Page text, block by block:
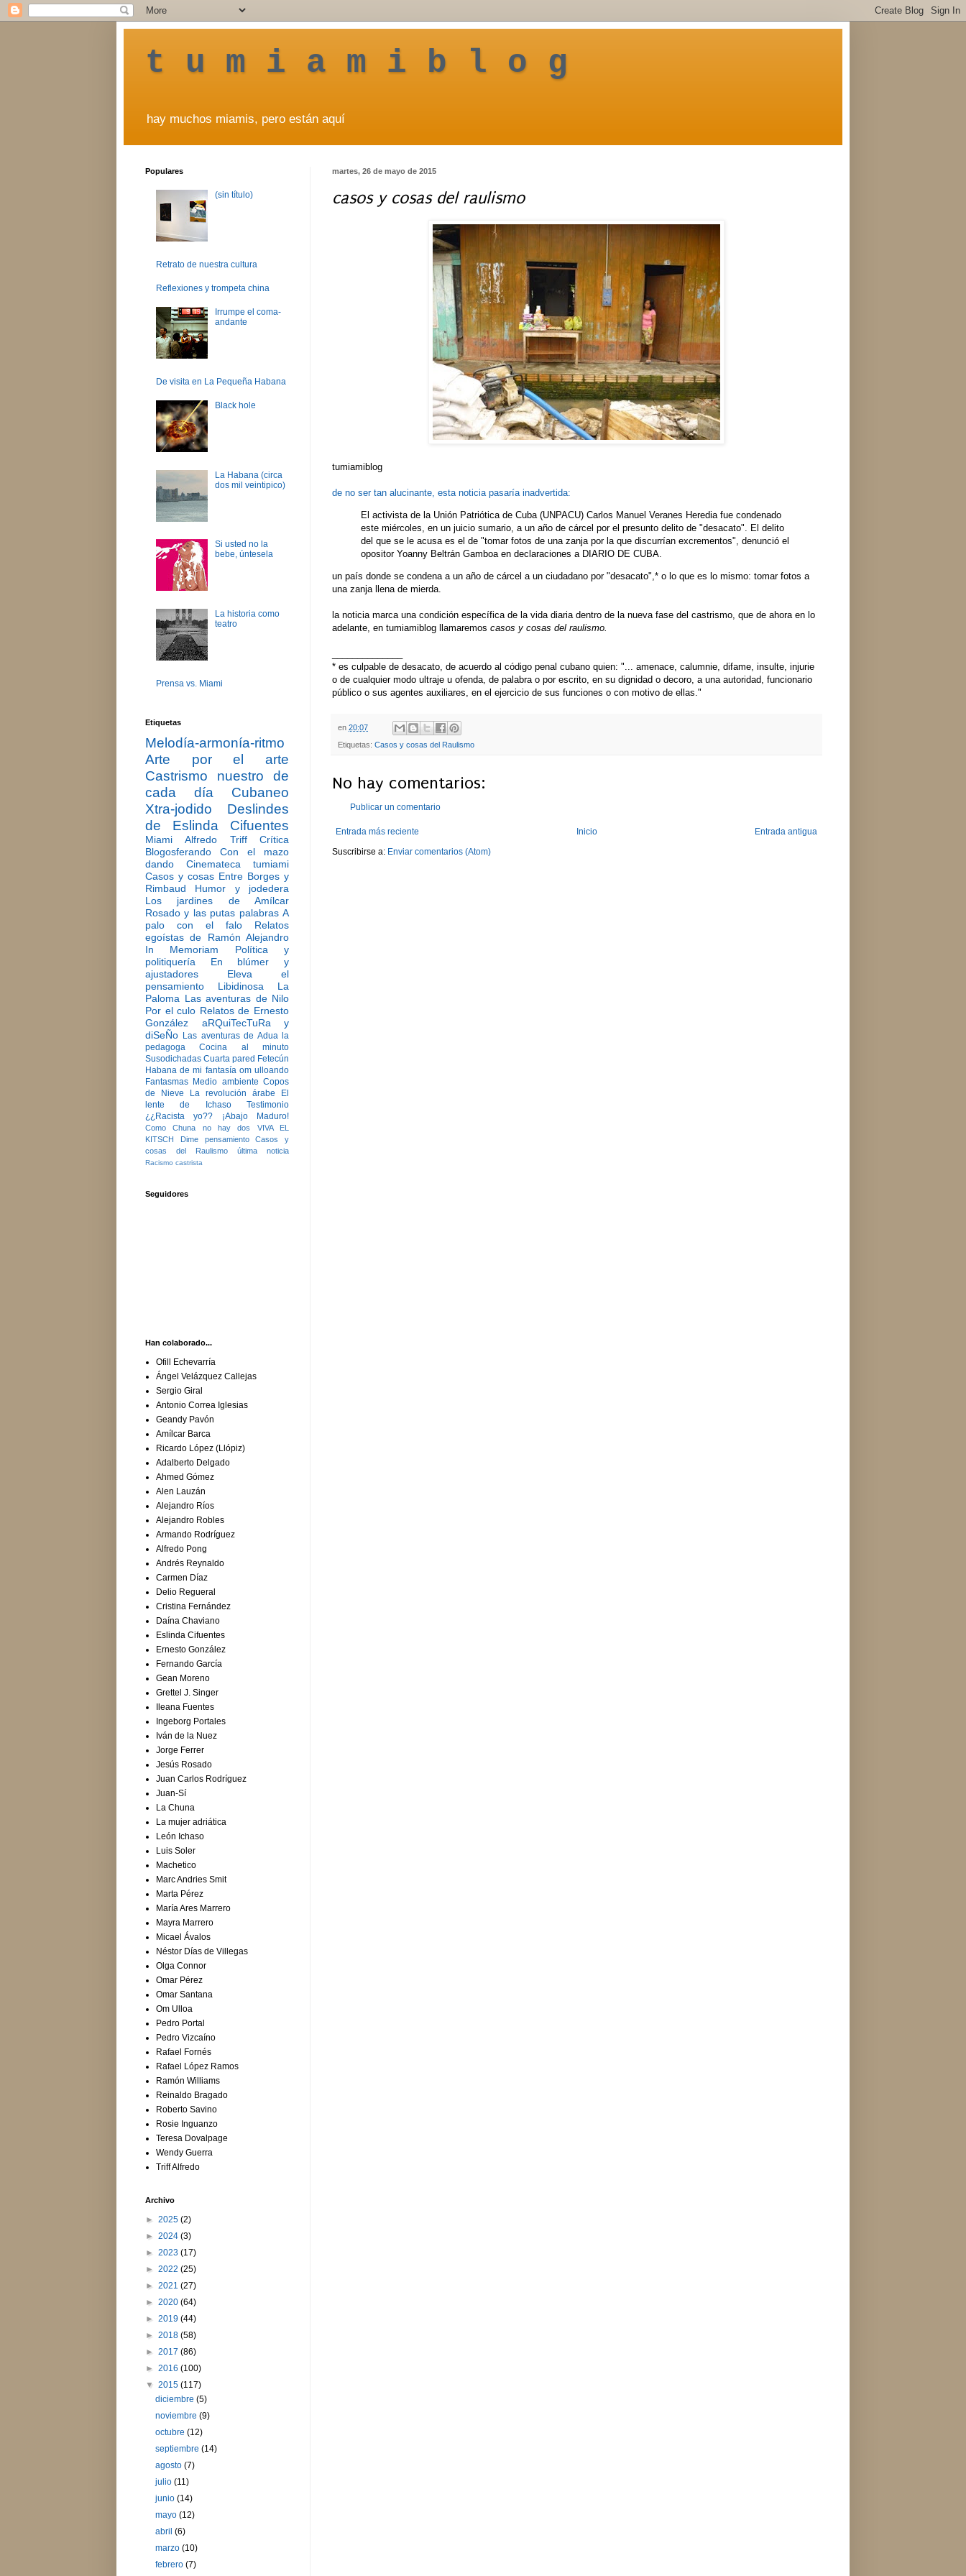
t u m i a m i b l o g
hay muchos miamis, pero están aquí
martes, 26 de mayo de 2015
casos y cosas del raulismo
tumiamiblog
de no ser tan alucinante, esta noticia pasaría inadvertida:
El activista de la Unión Patriótica de Cuba (UNPACU) Carlos Manuel Veranes Heredia fue condenado
este miércoles, en un juicio sumario, a un año de cárcel por el presunto delito de "desacato". El delito
del que se le acusa es el de "tomar fotos de una zanja por la que discurrían excrementos", denunció el
opositor Yoanny Beltrán Gamboa en declaraciones a DIARIO DE CUBA.
un país donde se condena a un año de cárcel a un ciudadano por "desacato",* o lo que es lo mismo: tomar fotos a
una zanja llena de mierda.
la noticia marca una condición específica de la vida diaria dentro de la nueva fase del castrismo, que de ahora en lo
adelante, en tumiamiblog llamaremos casos y cosas del raulismo.
* es culpable de desacato, de acuerdo al código penal cubano quien: "... amenace, calumnie, difame, insulte, injurie
o de cualquier modo ultraje u ofenda, de palabra o por escrito, en su dignidad o decoro, a una autoridad, funcionario
público o sus agentes auxiliares, en el ejercicio de sus funciones o con motivo de ellas."
en 20:07
Etiquetas: Casos y cosas del Raulismo
No hay comentarios:
Publicar un comentario
Entrada más reciente Entrada antigua
Inicio
Suscribirse a: Enviar comentarios (Atom)
Populares
(sin título)
Retrato de nuestra cultura
Reflexiones y trompeta china
Irrumpe el coma-
andante
De visita en La Pequeña Habana
Black hole
La Habana (circa
dos mil veintipico)
Si usted no la
bebe, úntesela
La historia como
teatro
Prensa vs. Miami
Etiquetas
Melodía-armonía-ritmo
Arte por el arte
Castrismo nuestro de
cada día
Cubaneo
Xtra-jodido
Deslindes
de Eslinda Cifuentes
Miami Alfredo Triff
Crítica
Blogosferando
Con el mazo
dando
Cinemateca tumiami
Casos y cosas Entre Borges y
Rimbaud
Humor y jodedera
Los jardines de Amílcar
Rosado y las putas palabras A
palo con el falo
Relatos
egoístas de Ramón Alejandro
In Memoriam
Política y
politiquería
En blúmer y
ajustadores
Eleva el
pensamiento
Libidinosa
La
Paloma Las aventuras de Nilo
Por el culo Relatos de Ernesto
González
aRQuiTecTuRa y
diSeÑo Las aventuras de Adua la
pedagoga
Cocina al minuto
Susodichadas Cuarta pared Fetecún
Habana de mi fantasía om ulloando
Fantasmas Medio ambiente Copos
de Nieve
La revolución árabe
El
lente de Ichaso
Testimonio
¿¿Racista yo??
¡Abajo Maduro!
Como Chuna no hay dos
VIVA EL
KITSCH
Dime pensamiento
Casos y
cosas del Raulismo
última noticia
Racismo castrista
Seguidores
Han colaborado...
Ofill Echevarría
Ángel Velázquez Callejas
Sergio Giral
Antonio Correa Iglesias
Geandy Pavón
Amílcar Barca
Ricardo López (Llópiz)
Adalberto Delgado
Ahmed Gómez
Alen Lauzán
Alejandro Ríos
Alejandro Robles
Armando Rodríguez
Alfredo Pong
Andrés Reynaldo
Carmen Díaz
Delio Regueral
Cristina Fernández
Daína Chaviano
Eslinda Cifuentes
Ernesto González
Fernando García
Gean Moreno
Grettel J. Singer
Ileana Fuentes
Ingeborg Portales
Iván de la Nuez
Jorge Ferrer
Jesús Rosado
Juan Carlos Rodríguez
Juan-Sí
La Chuna
La mujer adriática
León Ichaso
Luis Soler
Machetico
Marc Andries Smit
Marta Pérez
María Ares Marrero
Mayra Marrero
Micael Ávalos
Néstor Días de Villegas
Olga Connor
Omar Pérez
Omar Santana
Om Ulloa
Pedro Portal
Pedro Vizcaíno
Rafael Fornés
Rafael López Ramos
Ramón Williams
Reinaldo Bragado
Roberto Savino
Rosie Inguanzo
Teresa Dovalpage
Wendy Guerra
Triff Alfredo
Archivo
► 2025 (2)
► 2024 (3)
► 2023 (17)
► 2022 (25)
► 2021 (27)
► 2020 (64)
► 2019 (44)
► 2018 (58)
► 2017 (86)
► 2016 (100)
▼ 2015 (117)
diciembre(5)
noviembre(9)
octubre(12)
septiembre(14)
agosto(7)
julio(11)
junio(14)
mayo(12)
abril(6)
marzo(10)
febrero(7)